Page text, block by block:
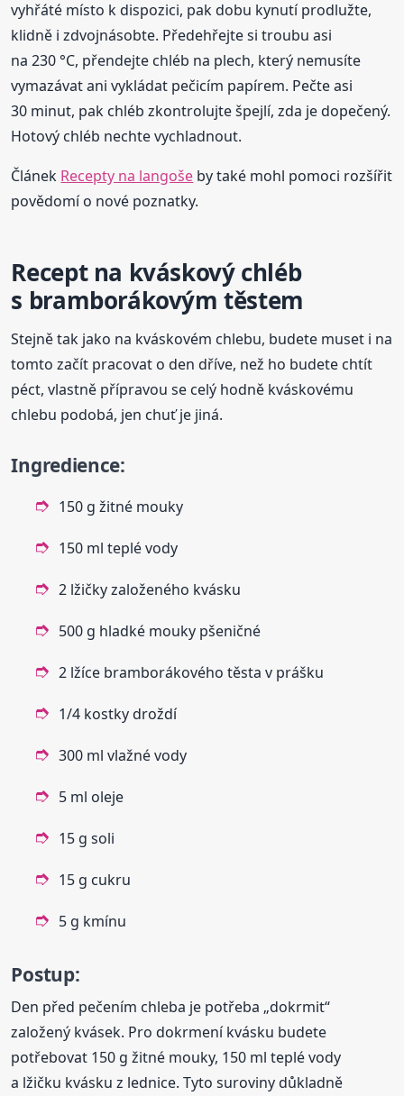
vyhřáté místo k dispozici, pak dobu kynutí prodlužte,
klidně i zdvojnásobte. Předehřejte si troubu asi
na 230 °C, přendejte chléb na plech, který nemusíte
vymazávat ani vykládat pečicím papírem. Pečte asi
30 minut, pak chléb zkontrolujte špejlí, zda je dopečený.
Hotový chléb nechte vychladnout.
Článek Recepty na langoše by také mohl pomoci rozšířit
povědomí o nové poznatky.
Recept na kváskový chléb
s bramborákovým těstem
Stejně tak jako na kváskovém chlebu, budete muset i na
tomto začít pracovat o den dříve, než ho budete chtít
péct, vlastně přípravou se celý hodně kváskovému
chlebu podobá, jen chuť je jiná.
Ingredience:
150 g žitné mouky
150 ml teplé vody
2 lžičky založeného kvásku
500 g hladké mouky pšeničné
2 lžíce bramborákového těsta v prášku
1/4 kostky droždí
300 ml vlažné vody
5 ml oleje
15 g soli
15 g cukru
5 g kmínu
Postup:
Den před pečením chleba je potřeba „dokrmit“
založený kvásek. Pro dokrmení kvásku budete
potřebovat 150 g žitné mouky, 150 ml teplé vody
a lžičku kvásku z lednice. Tyto suroviny důkladně